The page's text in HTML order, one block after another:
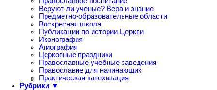
Веруют ли ученые? Вера и знание
Предметно-образовательные области
Воскресная школа
Публикации по истории Церкви
Иконография
Агиография
Церковные праздники
Православные учебные заведения
Православие для начинающих
Практическая катехизация
Рубрики ▼